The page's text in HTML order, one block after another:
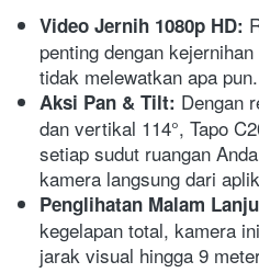
Video Jernih 1080p HD:
penting dengan
tidak melewatkan apa pun.
Aksi Pan & Tilt: Dengan
dan vertikal 114°, Tapo
setiap sudut ruangan
kamera langsung dari
Penglihatan Malam
kegelapan total, kamera
jarak visual hingga 9